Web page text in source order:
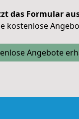
das Formular
kostenlose
Angebote